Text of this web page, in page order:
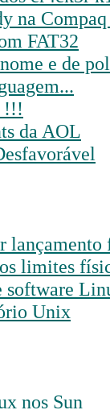
na
FAT32
e de
!!!
da AOL
lançamento
limites
software
Unix
nos Sun